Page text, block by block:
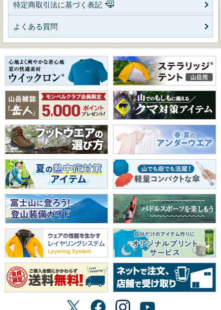
特定商取引法に基づく表記
よくある質問